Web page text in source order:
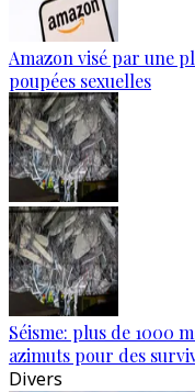
Amazon visé par une
poupées sexuelles
Séisme: plus de 1000
azimuts pour des
Divers